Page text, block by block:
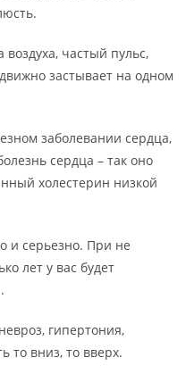
воздуха, частый пульс,
застывает на одном
заболевании сердца,
сердца – так оно
холестерин низкой
и серьезно. При не
лет у вас будет
гипертония,
то вниз, то вверх.